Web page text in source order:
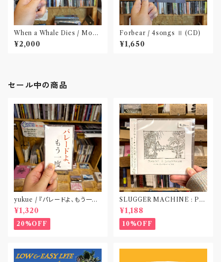
When a Whale Dies / Moby
Dick(CD)
¥2,000
Forbear / 4songs Ⅱ (CD)
¥1,650
セール中の商品
yukue / 『パレードよ、もう一度』
(TAPE)
¥1,320
20%OFF
SLUGGER MACHINE : PE
ACE OUT! / we die if we d
o not do “DIG”(SPLIT CD)
〝横浜&札幌〟
¥1,188
10%OFF